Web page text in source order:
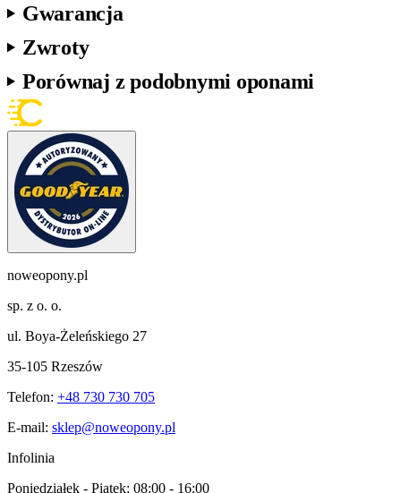
Gwarancja
Zwroty
Porównaj z podobnymi oponami
noweopony.pl
sp. z o. o.
ul. Boya-Żeleńskiego 27
35-105 Rzeszów
Telefon: +48 730 730 705
E-mail: sklep@noweopony.pl
Infolinia
Poniedziałek - Piątek: 08:00 - 16:00